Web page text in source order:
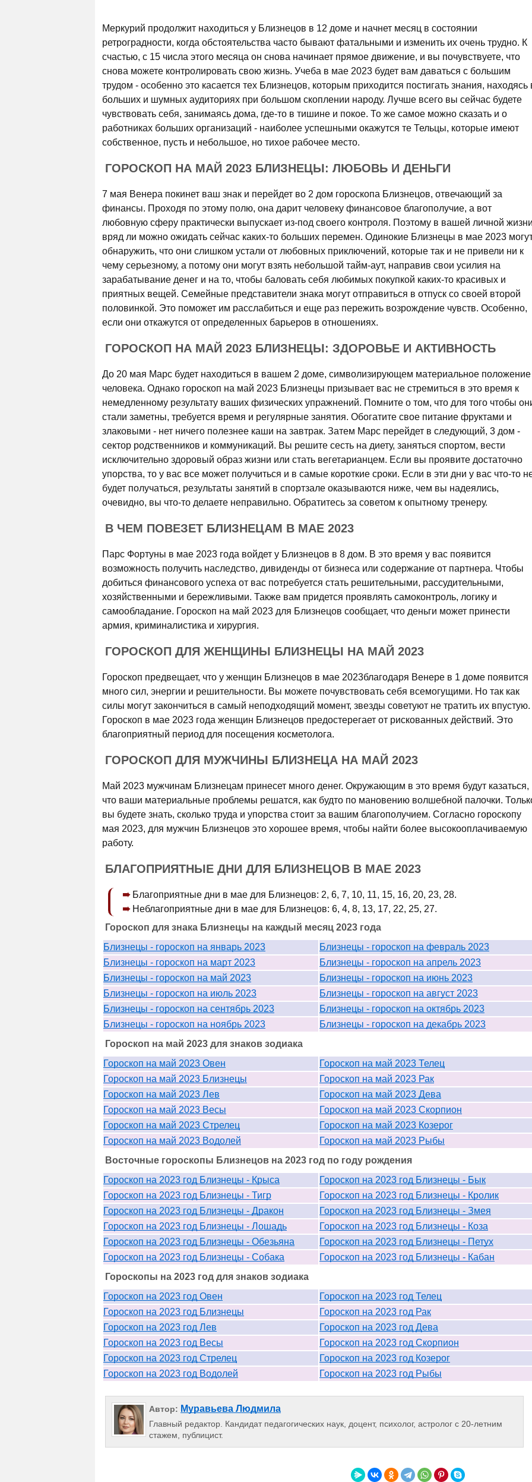
Меркурий продолжит находиться у Близнецов в 12 доме и начнет месяц в состоянии
ретроградности, когда обстоятельства часто бывают фатальными и изменить их очень трудно. К
счастью, с 15 числа этого месяца он снова начинает прямое движение, и вы почувствуете, что
снова можете контролировать свою жизнь. Учеба в мае 2023 будет вам даваться с большим
трудом - особенно это касается тех Близнецов, которым приходится постигать знания, находясь
больших и шумных аудиториях при большом скоплении народу. Лучше всего вы сейчас будете
чувствовать себя, занимаясь дома, где-то в тишине и покое. То же самое можно сказать и о
работниках больших организаций - наиболее успешными окажутся те Тельцы, которые имеют
собственное, пусть и небольшое, но тихое рабочее место.
ГОРОСКОП НА МАЙ 2023 БЛИЗНЕЦЫ: ЛЮБОВЬ И ДЕНЬГИ
7 мая Венера покинет ваш знак и перейдет во 2 дом гороскопа Близнецов, отвечающий за
финансы. Проходя по этому полю, она дарит человеку финансовое благополучие, а вот
любовную сферу практически выпускает из-под своего контроля. Поэтому в вашей личной
вряд ли можно ожидать сейчас каких-то больших перемен. Одинокие Близнецы в мае 2023
обнаружить, что они слишком устали от любовных приключений, которые так и не привели ни к
чему серьезному, а потому они могут взять небольшой тайм-аут, направив свои усилия на
зарабатывание денег и на то, чтобы баловать себя любимых покупкой каких-то красивых и
приятных вещей. Семейные представители знака могут отправиться в отпуск со своей второй
половинкой. Это поможет им расслабиться и еще раз пережить возрождение чувств. Особенно,
если они откажутся от определенных барьеров в отношениях.
ГОРОСКОП НА МАЙ 2023 БЛИЗНЕЦЫ: ЗДОРОВЬЕ И АКТИВНОСТЬ
До 20 мая Марс будет находиться в вашем 2 доме, символизирующем материальное положение
человека. Однако гороскоп на май 2023 Близнецы призывает вас не стремиться в это время к
немедленному результату ваших физических упражнений. Помните о том, что для того чтобы
стали заметны, требуется время и регулярные занятия. Обогатите свое питание фруктами и
злаковыми - нет ничего полезнее каши на завтрак. Затем Марс перейдет в следующий, 3 дом -
сектор родственников и коммуникаций. Вы решите сесть на диету, заняться спортом, вести
исключительно здоровый образ жизни или стать вегетарианцем. Если вы проявите достаточно
упорства, то у вас все может получиться и в самые короткие сроки. Если в эти дни у вас что-то
будет получаться, результаты занятий в спортзале оказываются ниже, чем вы надеялись,
очевидно, вы что-то делаете неправильно. Обратитесь за советом к опытному тренеру.
В ЧЕМ ПОВЕЗЕТ БЛИЗНЕЦАМ В МАЕ 2023
Парс Фортуны в мае 2023 года войдет у Близнецов в 8 дом. В это время у вас появится
возможность получить наследство, дивиденды от бизнеса или содержание от партнера. Чтобы
добиться финансового успеха от вас потребуется стать решительными, рассудительными,
хозяйственными и бережливыми. Также вам придется проявлять самоконтроль, логику и
самообладание. Гороскоп на май 2023 для Близнецов сообщает, что деньги может принести
армия, криминалистика и хирургия.
ГОРОСКОП ДЛЯ ЖЕНЩИНЫ БЛИЗНЕЦЫ НА МАЙ 2023
Гороскоп предвещает, что у женщин Близнецов в мае 2023благодаря Венере в 1 доме появится
много сил, энергии и решительности. Вы можете почувствовать себя всемогущими. Но так как
силы могут закончиться в самый неподходящий момент, звезды советуют не тратить их впустую.
Гороскоп в мае 2023 года женщин Близнецов предостерегает от рискованных действий. Это
благоприятный период для посещения косметолога.
ГОРОСКОП ДЛЯ МУЖЧИНЫ БЛИЗНЕЦА НА МАЙ 2023
Май 2023 мужчинам Близнецам принесет много денег. Окружающим в это время будут казаться,
что ваши материальные проблемы решатся, как будто по мановению волшебной палочки.
вы будете знать, сколько труда и упорства стоит за вашим благополучием. Согласно гороскопу
мая 2023, для мужчин Близнецов это хорошее время, чтобы найти более высокооплачиваемую
работу.
БЛАГОПРИЯТНЫЕ ДНИ ДЛЯ БЛИЗНЕЦОВ В МАЕ 2023
Благоприятные дни в мае для Близнецов: 2, 6, 7, 10, 11, 15, 16, 20, 23, 28.
Неблагоприятные дни в мае для Близнецов: 6, 4, 8, 13, 17, 22, 25, 27.
Гороскоп для знака Близнецы на каждый месяц 2023 года
Близнецы - гороскоп на январь 2023
Близнецы - гороскоп на февраль 2023
Близнецы - гороскоп на март 2023
Близнецы - гороскоп на апрель 2023
Близнецы - гороскоп на май 2023
Близнецы - гороскоп на июнь 2023
Близнецы - гороскоп на июль 2023
Близнецы - гороскоп на август 2023
Близнецы - гороскоп на сентябрь 2023
Близнецы - гороскоп на октябрь 2023
Близнецы - гороскоп на ноябрь 2023
Близнецы - гороскоп на декабрь 2023
Гороскоп на май 2023 для знаков зодиака
Гороскоп на май 2023 Овен
Гороскоп на май 2023 Телец
Гороскоп на май 2023 Близнецы
Гороскоп на май 2023 Рак
Гороскоп на май 2023 Лев
Гороскоп на май 2023 Дева
Гороскоп на май 2023 Весы
Гороскоп на май 2023 Скорпион
Гороскоп на май 2023 Стрелец
Гороскоп на май 2023 Козерог
Гороскоп на май 2023 Водолей
Гороскоп на май 2023 Рыбы
Восточные гороскопы Близнецов на 2023 год по году рождения
Гороскоп на 2023 год Близнецы - Крыса
Гороскоп на 2023 год Близнецы - Бык
Гороскоп на 2023 год Близнецы - Тигр
Гороскоп на 2023 год Близнецы - Кролик
Гороскоп на 2023 год Близнецы - Дракон
Гороскоп на 2023 год Близнецы - Змея
Гороскоп на 2023 год Близнецы - Лошадь
Гороскоп на 2023 год Близнецы - Коза
Гороскоп на 2023 год Близнецы - Обезьяна
Гороскоп на 2023 год Близнецы - Петух
Гороскоп на 2023 год Близнецы - Собака
Гороскоп на 2023 год Близнецы - Кабан
Гороскопы на 2023 год для знаков зодиака
Гороскоп на 2023 год Овен
Гороскоп на 2023 год Телец
Гороскоп на 2023 год Близнецы
Гороскоп на 2023 год Рак
Гороскоп на 2023 год Лев
Гороскоп на 2023 год Дева
Гороскоп на 2023 год Весы
Гороскоп на 2023 год Скорпион
Гороскоп на 2023 год Стрелец
Гороскоп на 2023 год Козерог
Гороскоп на 2023 год Водолей
Гороскоп на 2023 год Рыбы
Автор: Муравьева Людмила
Главный редактор. Кандидат педагогических наук, доцент, психолог, астролог с 20-летним
стажем, публицист.